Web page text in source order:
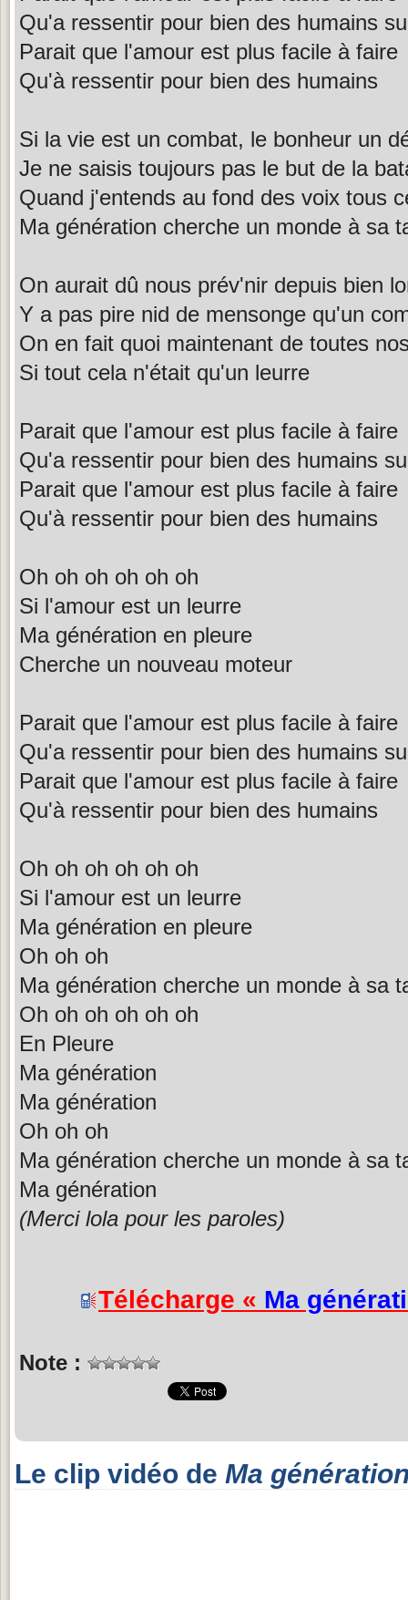
Qu'a ressentir pour bien des humains
Parait que l'amour est plus facile à faire
Qu'à ressentir pour bien des humains
Si la vie est un combat, le bonheur un
Je ne saisis toujours pas le but de la
Quand j'entends au fond des voix tous
Ma génération cherche un monde à sa
On aurait dû nous prév'nir depuis bien
Y a pas pire nid de mensonge qu'un
On en fait quoi maintenant de toutes
Si tout cela n'était qu'un leurre
Parait que l'amour est plus facile à faire
Qu'a ressentir pour bien des humains
Parait que l'amour est plus facile à faire
Qu'à ressentir pour bien des humains
Oh oh oh oh oh oh
Si l'amour est un leurre
Ma génération en pleure
Cherche un nouveau moteur
Parait que l'amour est plus facile à faire
Qu'a ressentir pour bien des humains
Parait que l'amour est plus facile à faire
Qu'à ressentir pour bien des humains
Oh oh oh oh oh oh
Si l'amour est un leurre
Ma génération en pleure
Oh oh oh
Ma génération cherche un monde à sa
Oh oh oh oh oh oh
En Pleure
Ma génération
Ma génération
Oh oh oh
Ma génération cherche un monde à sa
Ma génération
(Merci lola pour les paroles)
Télécharge « Ma
Note :
Le clip vidéo de Ma